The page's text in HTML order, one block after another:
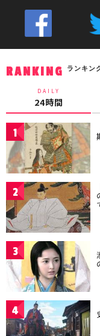
RANKING ランキン
DAILY
24時間
1
2
3
4